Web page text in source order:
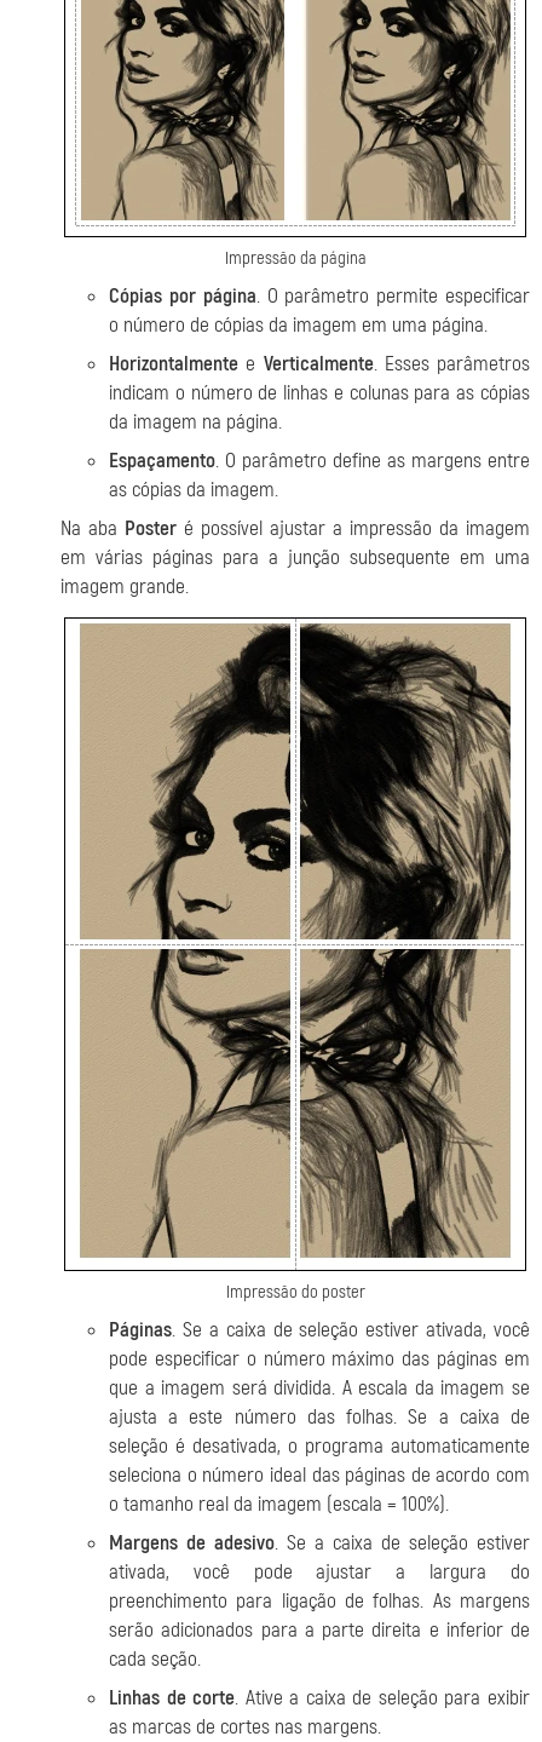
Impressão da página
Cópias por página. O parâmetro permite especificar
o número de cópias da imagem em uma página.
Horizontalmente e Verticalmente. Esses parâmetros
indicam o número de linhas e colunas para as cópias
da imagem na página.
Espaçamento. O parâmetro define as margens entre
as cópias da imagem.
Na aba Poster é possível ajustar a impressão da imagem
em várias páginas para a junção subsequente em uma
imagem grande.
Impressão do poster
Páginas. Se a caixa de seleção estiver ativada, você
pode especificar o número máximo das páginas em
que a imagem será dividida. A escala da imagem se
ajusta a este número das folhas. Se a caixa de
seleção é desativada, o programa automaticamente
seleciona o número ideal das páginas de acordo com
o tamanho real da imagem (escala = 100%).
Margens de adesivo. Se a caixa de seleção estiver
ativada, você pode ajustar a largura do
preenchimento para ligação de folhas. As margens
serão adicionados para a parte direita e inferior de
cada seção.
Linhas de corte. Ative a caixa de seleção para exibir
as marcas de cortes nas margens.